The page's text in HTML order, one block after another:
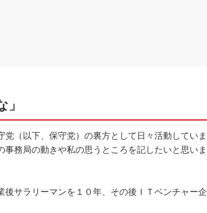
（以下、保守党）の裏方として日々活動していま
務局の動きや私の思うところを記したいと思いま
サラリーマンを１０年、その後ＩＴベンチャー企